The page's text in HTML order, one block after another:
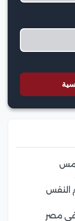
النفس
في مصر